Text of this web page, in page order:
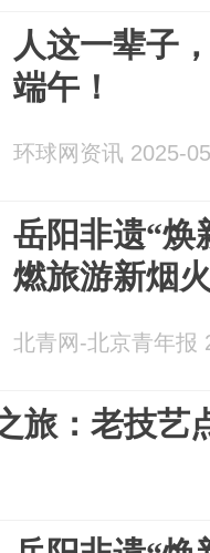
人这一辈子
端午！
环球网资讯 2025-
岳阳非遗“焕
燃旅游新烟
北青网-北京青年报
旅：老技艺